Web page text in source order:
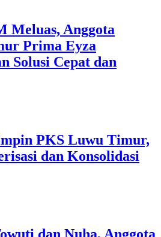
Meluas, Anggota
Prima Eyza
Solusi Cepat dan
PKS Luwu Timur,
dan Konsolidasi